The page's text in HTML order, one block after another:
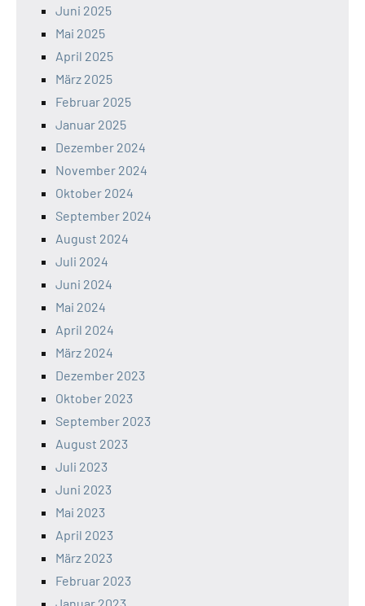
Juni 2025
Mai 2025
April 2025
März 2025
Februar 2025
Januar 2025
Dezember 2024
November 2024
Oktober 2024
September 2024
August 2024
Juli 2024
Juni 2024
Mai 2024
April 2024
März 2024
Dezember 2023
Oktober 2023
September 2023
August 2023
Juli 2023
Juni 2023
Mai 2023
April 2023
März 2023
Februar 2023